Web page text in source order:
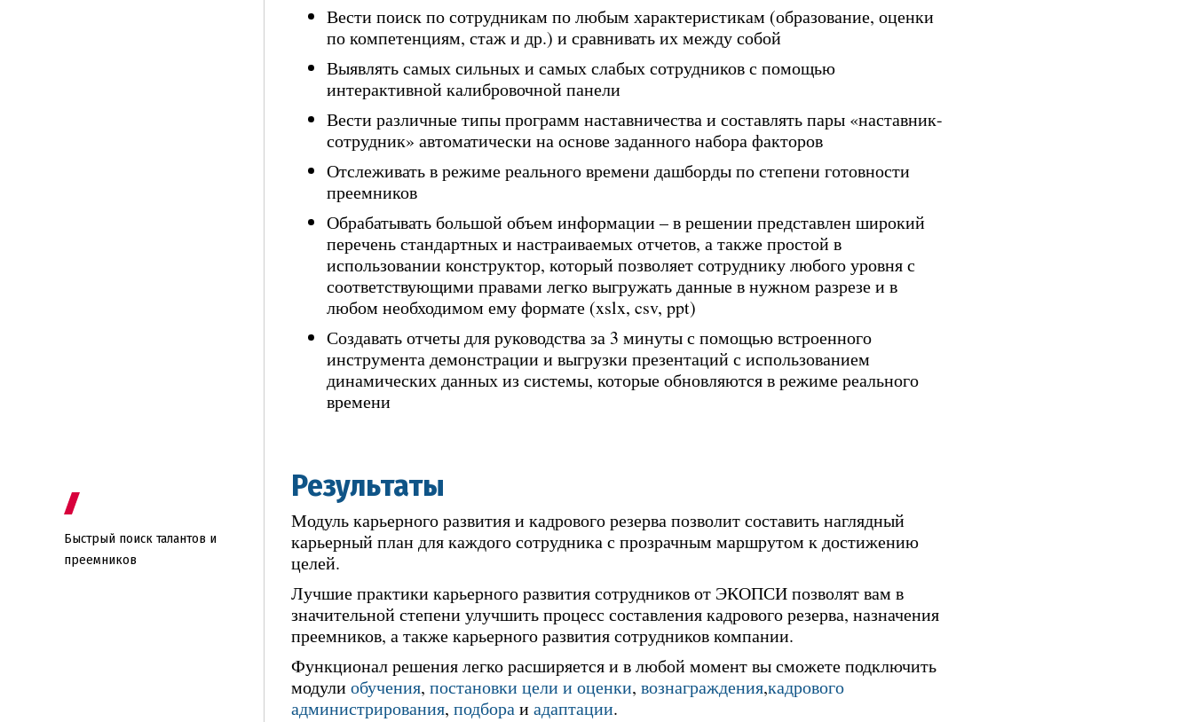
Вести поиск по сотрудникам по любым характеристикам (образование, оценки
по компетенциям, стаж и др.) и сравнивать их между собой
Выявлять самых сильных и самых слабых сотрудников с помощью
интерактивной калибровочной панели
Вести различные типы программ наставничества и составлять пары «наставник-
сотрудник» автоматически на основе заданного набора факторов
Отслеживать в режиме реального времени дашборды по степени готовности
преемников
Обрабатывать большой объем информации – в решении представлен широкий
перечень стандартных и настраиваемых отчетов, а также простой в
использовании конструктор, который позволяет сотруднику любого уровня с
соответствующими правами легко выгружать данные в нужном разрезе и в
любом необходимом ему формате (xslx, csv, ppt)
Создавать отчеты для руководства за 3 минуты с помощью встроенного
инструмента демонстрации и выгрузки презентаций с использованием
динамических данных из системы, которые обновляются в режиме реального
времени
Быстрый поиск талантов и
преемников
Результаты
Модуль карьерного развития и кадрового резерва позволит составить наглядный
карьерный план для каждого сотрудника с прозрачным маршрутом к достижению
целей.
Лучшие практики карьерного развития сотрудников от ЭКОПСИ позволят вам в
значительной степени улучшить процесс составления кадрового резерва, назначения
преемников, а также карьерного развития сотрудников компании.
Функционал решения легко расширяется и в любой момент вы сможете подключить
модулиобучения, постановки цели и оценки, вознаграждения,кадрового
администрирования, подбораиадаптации.